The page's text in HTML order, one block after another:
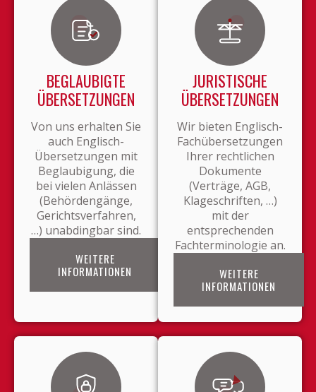
BEGLAUBIGTE
ÜBERSETZUNGEN
Von uns erhalten Sie
auch Englisch-
Übersetzungen mit
Beglaubigung, die
bei vielen Anlässen
(Behördengänge,
Gerichtsverfahren,
…) unabdingbar sind.
WEITERE
INFORMATIONEN
JURISTISCHE
ÜBERSETZUNGEN
Wir bieten Englisch-
Fachübersetzungen
Ihrer rechtlichen
Dokumente
(Verträge, AGB,
Klageschriften, …)
mit der
entsprechenden
Fachterminologie an.
WEITERE
INFORMATIONEN